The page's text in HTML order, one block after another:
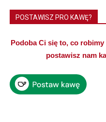
POSTAWISZ PRO KAWĘ?
Podoba Ci się to, co
postawisz nam